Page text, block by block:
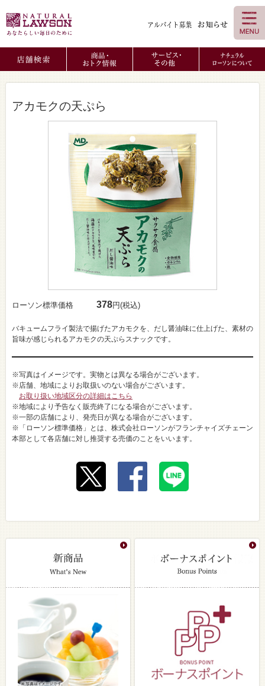
アカモクの天ぷら
ローソン標準価格 378円(税込)
バキュームフライ製法で揚げたアカモクを、だし醤油味に仕上げた、素材の
旨味が感じられるアカモクの天ぷらスナックです。
※写真はイメージです。実物とは異なる場合がございます。
※店舗、地域によりお取扱いのない場合がございます。
お取り扱い地域区分の詳細はこちら
※地域により予告なく販売終了になる場合がございます。
※一部の店舗により、発売日が異なる場合がございます。
※「ローソン標準価格」とは、株式会社ローソンがフランチャイズチェーン
本部として各店舗に対し推奨する売価のことをいいます。